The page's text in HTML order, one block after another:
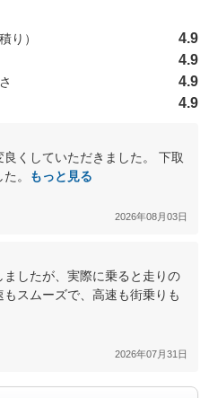
中）
り） 4.9
4.9
4.9
4.9
くしていただきました。 下取
。
もっと見る
2026年08月03日
したが、実際に乗ると走りの
スムーズで、高速も街乗りも
2026年07月31日